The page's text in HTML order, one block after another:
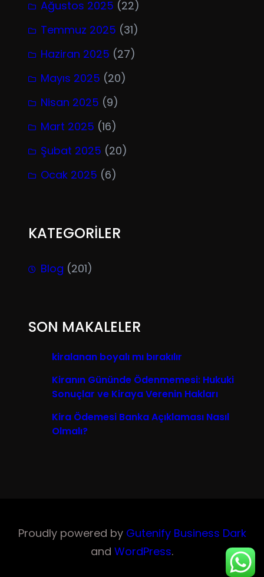
Ağustos 2025 (22)
Temmuz 2025 (31)
Haziran 2025 (27)
Mayıs 2025 (20)
Nisan 2025 (9)
Mart 2025 (16)
Şubat 2025 (20)
Ocak 2025 (6)
KATEGORİLER
Blog (201)
SON MAKALELER
kiralanan boyalı mı bırakılır
Kiranın Gününde Ödenmemesi: Hukuki
Sonuçlar ve Kiraya Verenin Hakları
Kira Ödemesi Banka Açıklaması Nasıl
Olmalı?
Proudly powered by Gutenify Business Dark
and WordPress.